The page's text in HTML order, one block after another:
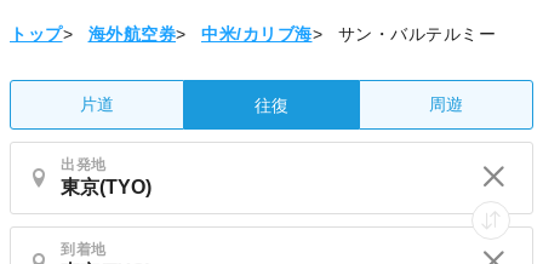
トップ> 海外航空券> 中米/カリブ海> サン・バルテルミー
片道 往復 周遊
出発地
到着地